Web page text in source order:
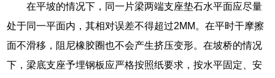
在平坡的情况下，同一片梁两端支座垫石水平面应尽量
处于同一平面内，其相对误差不得超过2MM。在平时干摩擦
面不滑移，阻尼橡胶圈也不会产生挤压变形。在坡桥的情况
下，梁底支座予埋钢板应严格按照纸要求，按水平固定、安